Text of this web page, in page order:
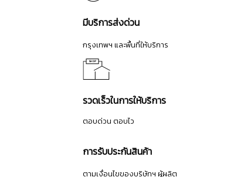
มีบริการส่งด่วน
กรุงเทพฯ และพื้นที่ให้บริการ
รวดเร็วในการให้บริการ
ตอบด่วน ตอบไว
การรับประกันสินค้า
ตามเงื่อนไขของบริษัทฯ ผู้ผลิต